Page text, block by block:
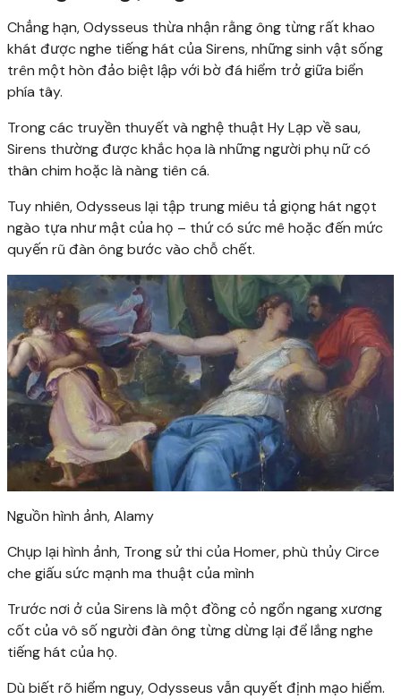
Chẳng hạn, Odysseus thừa nhận rằng ông từng rất khao
khát được nghe tiếng hát của Sirens, những sinh vật sống
trên một hòn đảo biệt lập với bờ đá hiểm trở giữa biển
phía tây.
Trong các truyền thuyết và nghệ thuật Hy Lạp về sau,
Sirens thường được khắc họa là những người phụ nữ có
thân chim hoặc là nàng tiên cá.
Tuy nhiên, Odysseus lại tập trung miêu tả giọng hát ngọt
ngào tựa như mật của họ – thứ có sức mê hoặc đến mức
quyến rũ đàn ông bước vào chỗ chết.
Nguồn hình ảnh,Alamy
Chụp lại hình ảnh, Trong sử thi của Homer, phù thủy Circe
che giấu sức mạnh ma thuật của mình
Trước nơi ở của Sirens là một đồng cỏ ngổn ngang xương
cốt của vô số người đàn ông từng dừng lại để lắng nghe
tiếng hát của họ.
Dù biết rõ hiểm nguy, Odysseus vẫn quyết định mạo hiểm.